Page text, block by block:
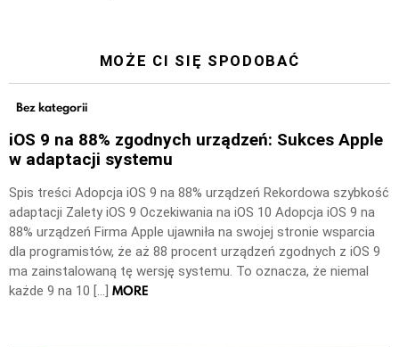
MOŻE CI SIĘ SPODOBAĆ
Bez kategorii
iOS 9 na 88% zgodnych urządzeń: Sukces Apple
w adaptacji systemu
Spis treści Adopcja iOS 9 na 88% urządzeń Rekordowa szybkość
adaptacji Zalety iOS 9 Oczekiwania na iOS 10 Adopcja iOS 9 na
88% urządzeń Firma Apple ujawniła na swojej stronie wsparcia
dla programistów, że aż 88 procent urządzeń zgodnych z iOS 9
ma zainstalowaną tę wersję systemu. To oznacza, że niemal
każde 9 na 10 […] MORE